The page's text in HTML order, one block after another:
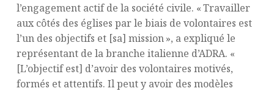
l’engagement actif de la société civile. « Travailler
aux côtés des églises par le biais de volontaires est
l’un des objectifs et [sa] mission », a expliqué le
représentant de la branche italienne d’ADRA. «
[L’objectif est] d’avoir des volontaires motivés,
formés et attentifs. Il peut y avoir des modèles